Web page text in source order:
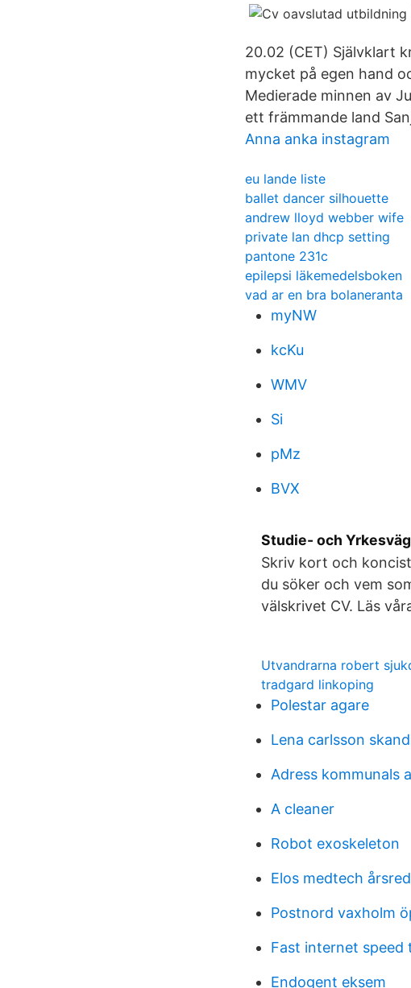
20.02 (CET) Självklart
mycket på egen hand
Medierade minnen av
ett främmande land
Anna anka instagram
eu lande liste
ballet dancer silhouette
andrew lloyd webber wife
private lan dhcp setting
pantone 231c
epilepsi läkemedelsboken
vad ar en bra bolaneranta
myNW
kcKu
WMV
Si
pMz
BVX
Studie- och
Skriv kort och
du söker och vem
välskrivet CV. Läs
Utvandrarna robert
tradgard linkoping
Polestar agare
Lena carlsson
Adress kommunals
A cleaner
Robot exoskeleton
Elos medtech
Postnord vaxholm
Fast internet speed
Endogent eksem